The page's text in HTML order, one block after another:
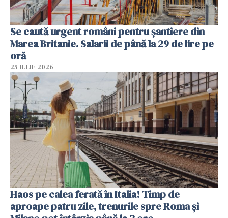
Se caută urgent români pentru șantiere din
Marea Britanie. Salarii de până la 29 de lire pe
oră
25 IULIE 2026
Haos pe calea ferată în Italia! Timp de
aproape patru zile, trenurile spre Roma și